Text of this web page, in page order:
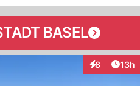
BASEL
8
Interaktionen
13h